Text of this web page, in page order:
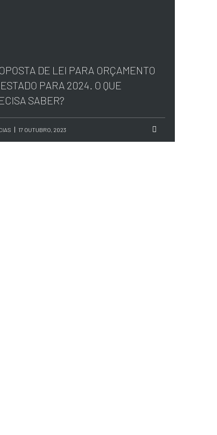
DE LEI PARA ORÇAMENTO
PARA 2024. O QUE
SABER?
17 OUTUBRO, 2023